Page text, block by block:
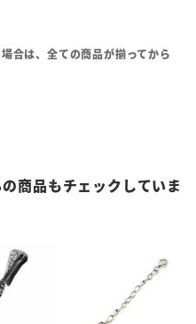
合は、全ての商品が揃ってから
商品もチェックしていま